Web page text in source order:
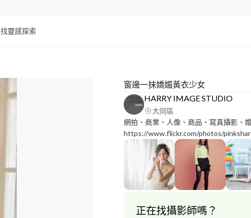
找靈感探索
窗邊一抹嬌媚黃衣少女
HARRY IMAGE STUDIO
大同區
網拍、商業、人像、商品、寫真攝影、
https://www.flickr.com/photos/
品網站：https://www.flickr.com/
婚禮錄影、工商攝影、活動錄影、求婚
MV作品網站：https://
婚禮婚紗攝影相關粉絲專頁：
https://www.facebook.com/
https://www.facebook.com/
正在找攝影師嗎？